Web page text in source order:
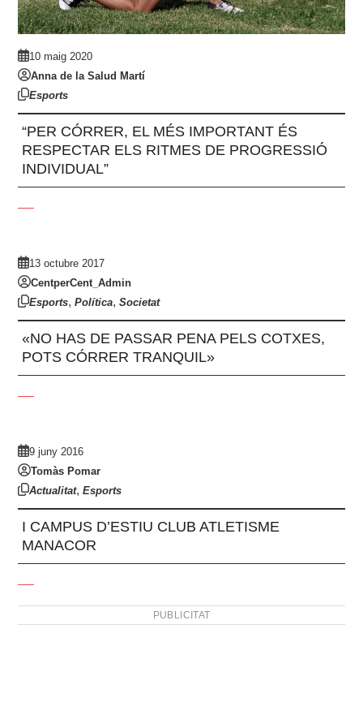
10 maig 2020
Anna de la Salud Martí
Esports
“PER CÓRRER, EL MÉS IMPORTANT ÉS
RESPECTAR ELS RITMES DE PROGRESSIÓ
INDIVIDUAL”
13 octubre 2017
CentperCent_Admin
Esports,Política,Societat
«NO HAS DE PASSAR PENA PELS COTXES,
POTS CÓRRER TRANQUIL»
9 juny 2016
Tomàs Pomar
Actualitat,Esports
I CAMPUS D’ESTIU CLUB ATLETISME
MANACOR
PUBLICITAT